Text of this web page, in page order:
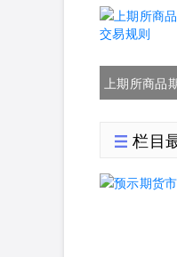
加复杂
上期所商品
栏目